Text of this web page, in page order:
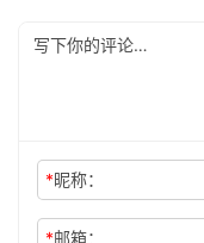
*昵称：
*邮箱：